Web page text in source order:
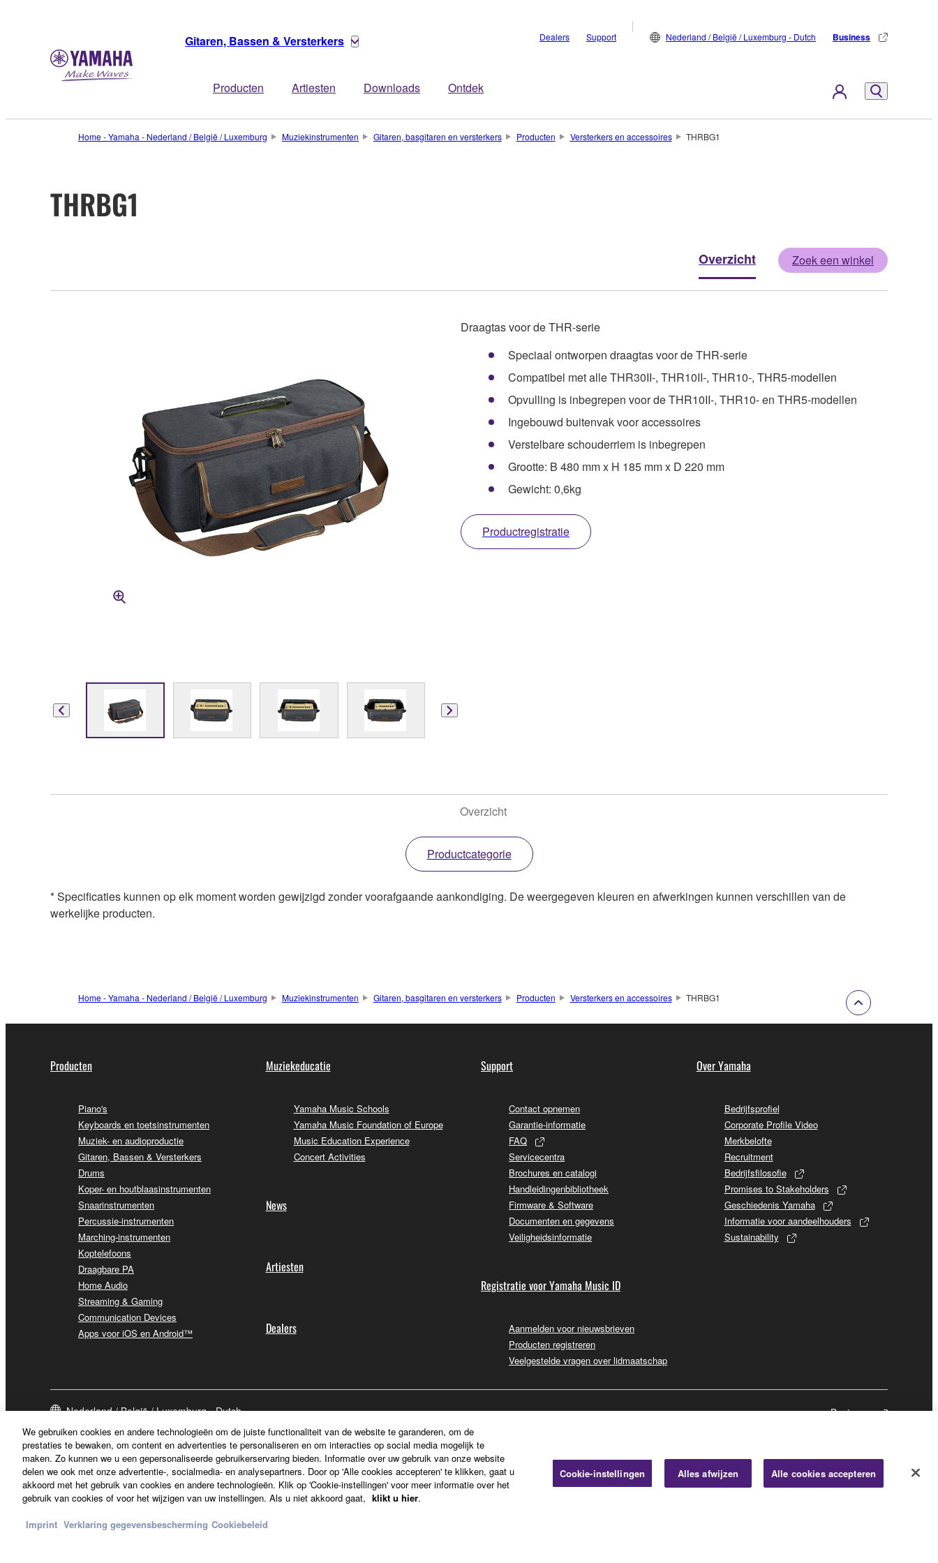
Gitaren, Bassen & Versterkers
Producten Artiesten Downloads Ontdek
Dealers Support Nederland / België / Luxemburg - Dutch Business
Home - Yamaha - Nederland / België / Luxemburg Muziekinstrumenten Gitaren, basgitaren en versterkers Producten Versterkers en accessoires THRBG1
THRBG1
Overzicht Zoek een winkel
Draagtas voor de THR-serie
Speciaal ontworpen draagtas voor de THR-serie
Compatibel met alle THR30II-, THR10II-, THR10-, THR5-modellen
Opvulling is inbegrepen voor de THR10II-, THR10- en THR5-modellen
Ingebouwd buitenvak voor accessoires
Verstelbare schouderriem is inbegrepen
Grootte: B 480 mm x H 185 mm x D 220 mm
Gewicht: 0,6kg
Productregistratie
Overzicht
Productcategorie
* Specificaties kunnen op elk moment worden gewijzigd zonder voorafgaande aankondiging. De weergegeven kleuren en afwerkingen kunnen verschillen van de
werkelijke producten.
Home - Yamaha - Nederland / België / Luxemburg Muziekinstrumenten Gitaren, basgitaren en versterkers Producten Versterkers en accessoires THRBG1
Producten
Piano's
Keyboards en toetsinstrumenten
Muziek- en audioproductie
Gitaren, Bassen & Versterkers
Drums
Koper- en houtblaasinstrumenten
Snaarinstrumenten
Percussie-instrumenten
Marching-instrumenten
Koptelefoons
Draagbare PA
Home Audio
Streaming & Gaming
Communication Devices
Apps voor iOS en Android™
Muziekeducatie
Yamaha Music Schools
Yamaha Music Foundation of Europe
Music Education Experience
Concert Activities
News
Artiesten
Dealers
Support
Contact opnemen
Garantie-informatie
FAQ
Servicecentra
Brochures en catalogi
Handleidingenbibliotheek
Firmware & Software
Documenten en gegevens
Veiligheidsinformatie
Registratie voor Yamaha Music ID
Aanmelden voor nieuwsbrieven
Producten registreren
Veelgestelde vragen over lidmaatschap
Over Yamaha
Bedrijfsprofiel
Corporate Profile Video
Merkbelofte
Recruitment
Bedrijfsfilosofie
Promises to Stakeholders
Geschiedenis Yamaha
Informatie voor aandeelhouders
Sustainability
Nederland / België / Luxemburg - Dutch Business
We gebruiken cookies en andere technologieën om de juiste functionaliteit van de website te garanderen, om de
prestaties te bewaken, om content en advertenties te personaliseren en om interacties op social media mogelijk te
maken. Zo kunnen we u een gepersonaliseerde gebruikerservaring bieden. Informatie over uw gebruik van onze website
delen we ook met onze advertentie-, socialmedia- en analysepartners. Door op 'Alle cookies accepteren' te klikken, gaat u
akkoord met het gebruik van cookies en andere technologieën. Klik op 'Cookie-instellingen' voor meer informatie over het
gebruik van cookies of voor het wijzigen van uw instellingen. Als u niet akkoord gaat, klikt u hier.
Imprint Verklaring gegevensbescherming Cookiebeleid
Cookie-instellingen Alles afwijzen Alle cookies accepteren